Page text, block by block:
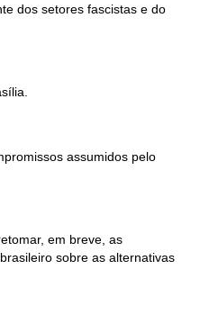
dos setores fascistas e do
assumidos pelo
em breve, as
sobre as alternativas